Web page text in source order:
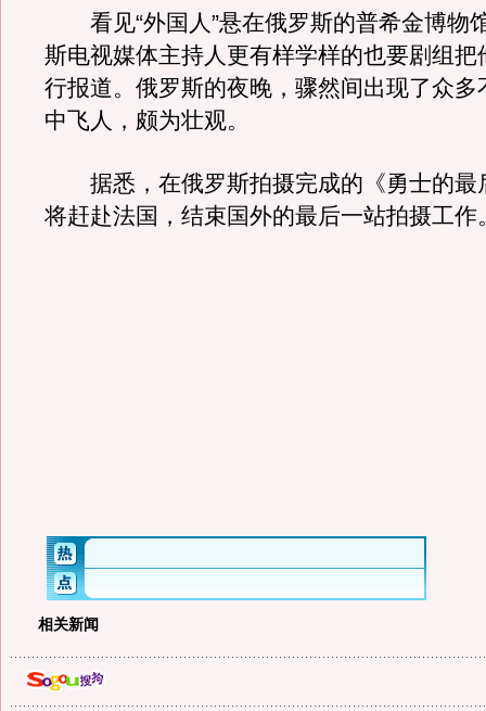
看见“外国人”悬在俄罗斯的普希金博物
斯电视媒体主持人更有样学样的也要剧组把
行报道。俄罗斯的夜晚，骤然间出现了众多
中飞人，颇为壮观。
据悉，在俄罗斯拍摄完成的《勇士的最
将赶赴法国，结束国外的最后一站拍摄工作
相关新闻